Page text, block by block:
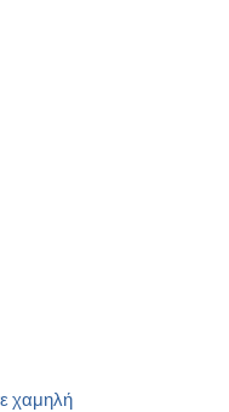
χαμηλή